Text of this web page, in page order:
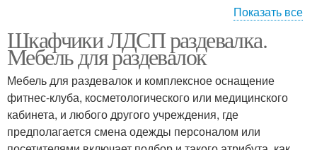
Двухуровневые
шкафчики
Шкафчики на кухне
Шкаф для раздевалки
Скамейки для
раздевалок
Показать все
Шкафчики ЛДСП раздевалка.
Мебель для раздевалок
Мебель для раздевалок и комплексное оснащение
фитнес-клуба, косметологического или медицинского
кабинета, и любого другого учреждения, где
предполагается смена одежды персоналом или